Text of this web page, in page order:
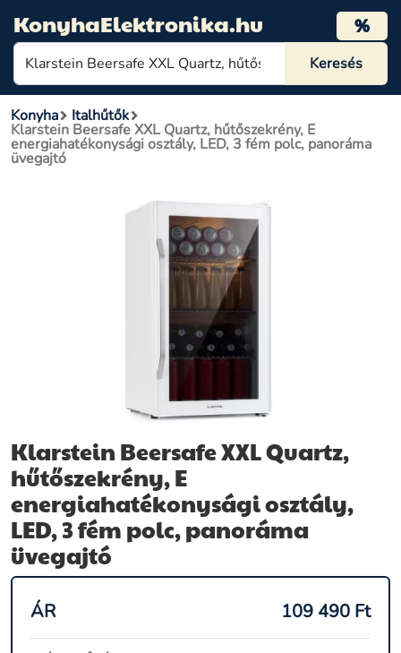
KonyhaElektronika.hu %
Konyha Italhűtők
Klarstein Beersafe XXL Quartz, hűtőszekrény, E
energiahatékonysági osztály, LED, 3 fém polc, panoráma
üvegajtó
Klarstein Beersafe XXL Quartz,
hűtőszekrény, E
energiahatékonysági osztály,
LED, 3 fém polc, panoráma
üvegajtó
ÁR 109 490 Ft